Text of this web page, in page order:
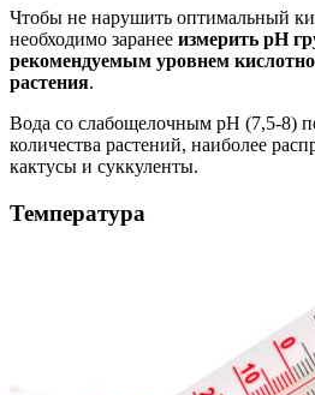
Чтобы не нарушить оптимальный
необходимо заранее измерить рН
рекомендуемым уровнем
растения.
Вода со слабощелочным рН (7,5-8)
количества растений, наиболее
кактусы и суккуленты.
Температура